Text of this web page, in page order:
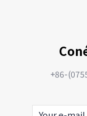
+86-